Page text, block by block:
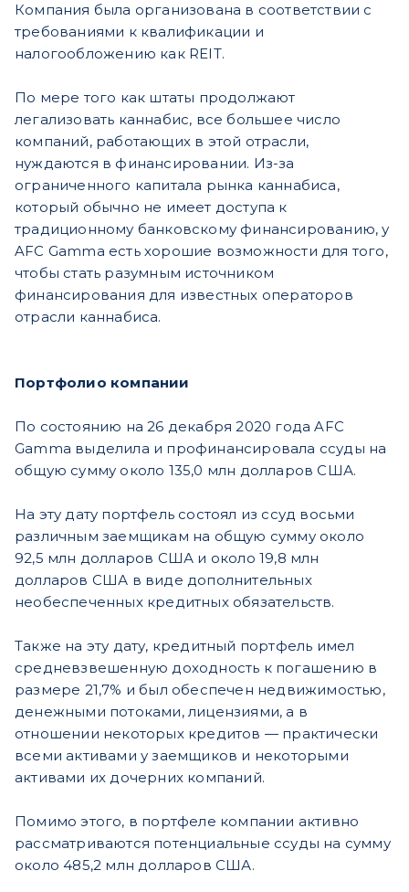
Компания была организована в соответствии с
требованиями к квалификации и
налогообложению как REIT.
По мере того как штаты продолжают
легализовать каннабис, все большее число
компаний, работающих в этой отрасли,
нуждаются в финансировании. Из-за
ограниченного капитала рынка каннабиса,
который обычно не имеет доступа к
традиционному банковскому финансированию, у
AFC Gamma есть хорошие возможности для того,
чтобы стать разумным источником
финансирования для известных операторов
отрасли каннабиса.
Портфолио компании
По состоянию на 26 декабря 2020 года AFC
Gamma выделила и профинансировала ссуды на
общую сумму около 135,0 млн долларов США.
На эту дату портфель состоял из ссуд восьми
различным заемщикам на общую сумму около
92,5 млн долларов США и около 19,8 млн
долларов США в виде дополнительных
необеспеченных кредитных обязательств.
Также на эту дату, кредитный портфель имел
средневзвешенную доходность к погашению в
размере 21,7% и был обеспечен недвижимостью,
денежными потоками, лицензиями, а в
отношении некоторых кредитов — практически
всеми активами у заемщиков и некоторыми
активами их дочерних компаний.
Помимо этого, в портфеле компании активно
рассматриваются потенциальные ссуды на сумму
около 485,2 млн долларов США.